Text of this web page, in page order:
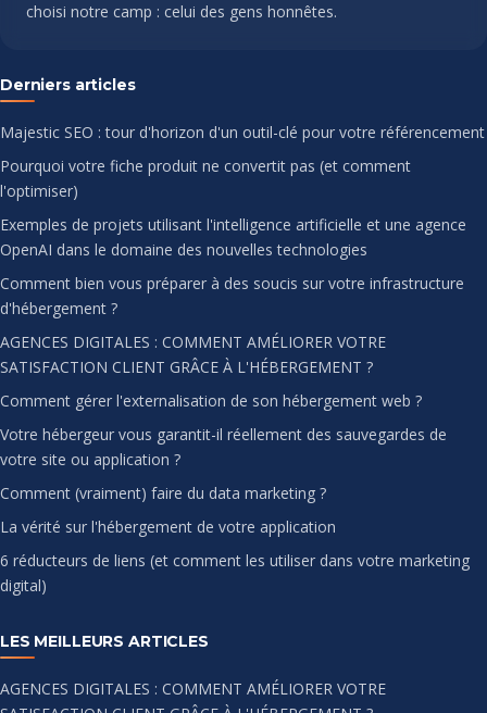
choisi notre camp : celui des gens honnêtes.
Derniers articles
Majestic SEO : tour d'horizon d'un outil-clé pour votre référencement
Pourquoi votre fiche produit ne convertit pas (et comment
l'optimiser)
Exemples de projets utilisant l'intelligence artificielle et une agence
OpenAI dans le domaine des nouvelles technologies
Comment bien vous préparer à des soucis sur votre infrastructure
d'hébergement ?
AGENCES DIGITALES : COMMENT AMÉLIORER VOTRE
SATISFACTION CLIENT GRÂCE À L'HÉBERGEMENT ?
Comment gérer l'externalisation de son hébergement web ?
Votre hébergeur vous garantit-il réellement des sauvegardes de
votre site ou application ?
Comment (vraiment) faire du data marketing ?
La vérité sur l'hébergement de votre application
6 réducteurs de liens (et comment les utiliser dans votre marketing
digital)
LES MEILLEURS ARTICLES
AGENCES DIGITALES : COMMENT AMÉLIORER VOTRE